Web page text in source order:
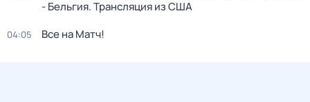
- Бельгия. Трансляция из США
04:05 Все на Матч!